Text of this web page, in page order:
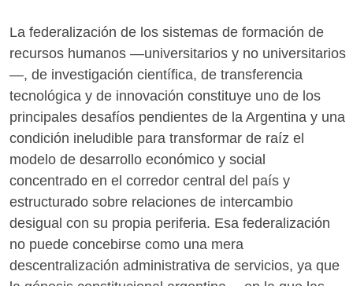
La federalización de los sistemas de formación de
recursos humanos —universitarios y no universitarios
—, de investigación científica, de transferencia
tecnológica y de innovación constituye uno de los
principales desafíos pendientes de la Argentina y una
condición ineludible para transformar de raíz el
modelo de desarrollo económico y social
concentrado en el corredor central del país y
estructurado sobre relaciones de intercambio
desigual con su propia periferia. Esa federalización
no puede concebirse como una mera
descentralización administrativa de servicios, ya que